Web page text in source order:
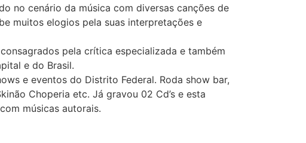
no cenário da música com diversas canções de
muitos elogios pela suas interpretações e
pela crítica especializada e também
e do Brasil.
e eventos do Distrito Federal. Roda show bar,
Choperia etc. Já gravou 02 Cd’s e esta
músicas autorais.